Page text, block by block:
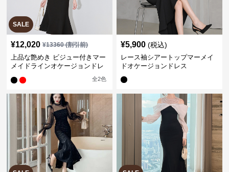
SALE
¥12,020 ¥13360(割引前)
上品な艶めき ビジュー付きマー
メイドラインオケージョンドレ
全2色
¥5,900 (税込)
レース袖シアートップマーメイ
ドオケージョンドレス